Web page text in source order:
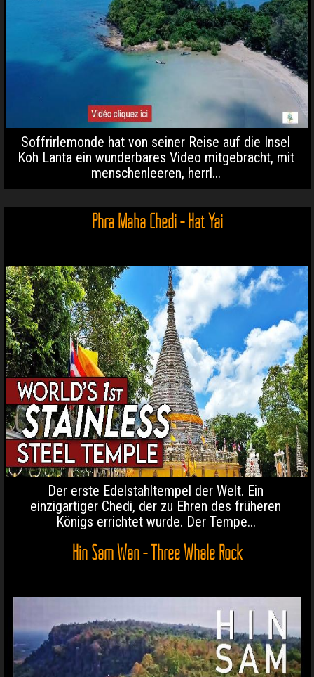
Soffrirlemonde hat von seiner Reise auf die Insel
Koh Lanta ein wunderbares Video mitgebracht, mit
menschenleeren, herrl...
Phra Maha Chedi - Hat Yai
Der erste Edelstahltempel der Welt. Ein
einzigartiger Chedi, der zu Ehren des früheren
Königs errichtet wurde. Der Tempe...
Hin Sam Wan - Three Whale Rock